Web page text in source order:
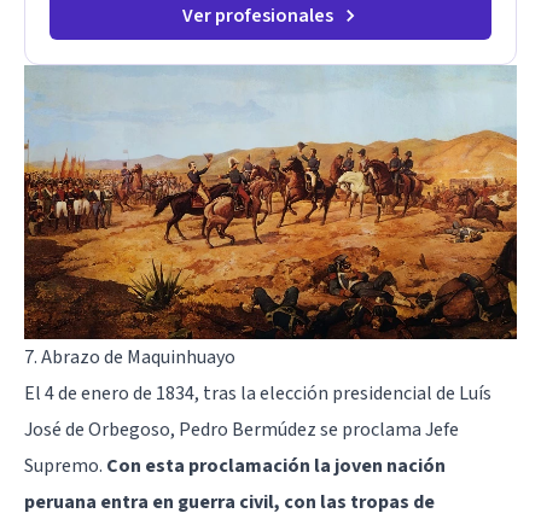
Ver profesionales
7. Abrazo de Maquinhuayo
El 4 de enero de 1834, tras la elección presidencial de Luís
José de Orbegoso, Pedro Bermúdez se proclama Jefe
Supremo. Con esta proclamación la joven nación
peruana entra en guerra civil, con las tropas de